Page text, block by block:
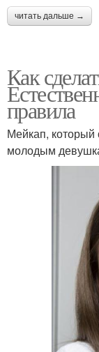
читать дальше →
Как
правила
Мейкап, который
молодым